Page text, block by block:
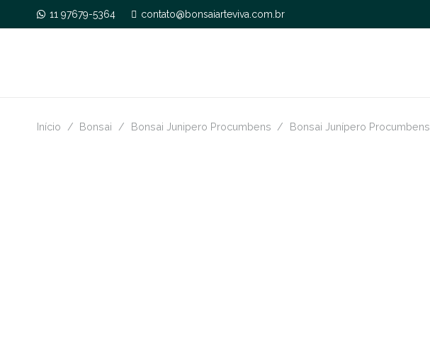
11 97679-5364 contato@bonsaiarteviva.com.br
Início / Bonsai / Bonsai Junipero Procumbens / Bonsai Junípero Procumbens